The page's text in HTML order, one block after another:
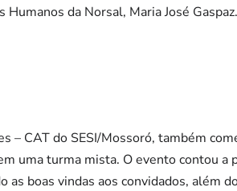
da Norsal, Maria José Gaspaz.
– CAT do SESI/Mossoró, também
uma turma mista. O evento contou a
as boas vindas aos convidados, além